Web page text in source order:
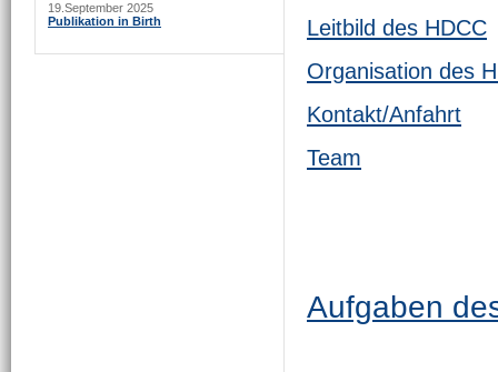
19.September 2025
Publikation in Birth
Leitbild des HDCC
Organisation des
Kontakt/Anfahrt
Team
Aufgaben